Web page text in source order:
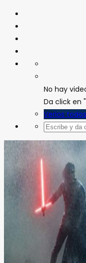
No hay
Da click en
Verlos todos